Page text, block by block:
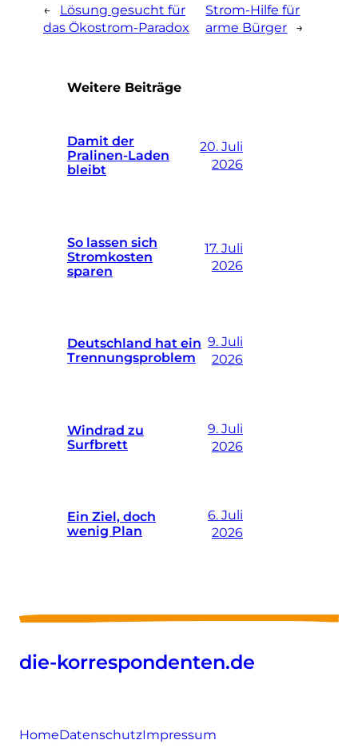
←
Lösung gesucht für
das Ökostrom-Paradox
Strom-Hilfe für
arme Bürger →
Weitere Beiträge
Damit der
Pralinen-Laden
bleibt
20. Juli
2026
So lassen sich
Stromkosten
sparen
17. Juli
2026
Deutschland hat ein
Trennungsproblem
9. Juli
2026
Windrad zu
Surfbrett
9. Juli
2026
Ein Ziel, doch
wenig Plan
6. Juli
2026
die-korrespondenten.de
HomeDatenschutzImpressum